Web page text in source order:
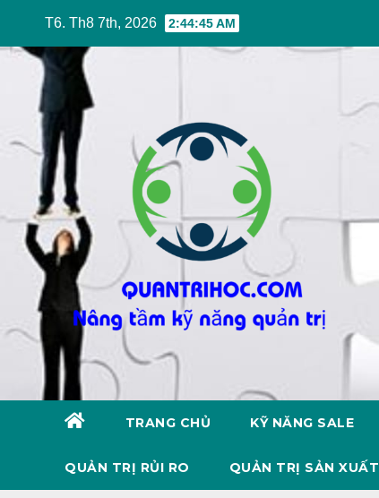
content
T6. Th8 7th, 2026 2:44:46 AM
TRANG CHỦ KỸ NĂNG SALE
QUẢN TRỊ RỦI RO QUẢN TRỊ SẢN XUẤT